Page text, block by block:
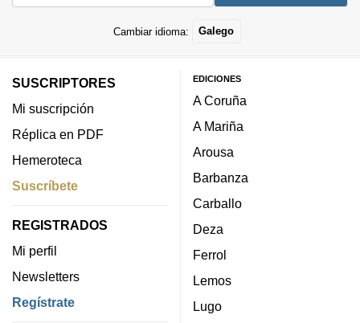
Cambiar idioma: Galego
SUSCRIPTORES
Mi suscripción
Réplica en PDF
Hemeroteca
Suscríbete
REGISTRADOS
Mi perfil
Newsletters
Regístrate
EDICIONES
A Coruña
A Mariña
Arousa
Barbanza
Carballo
Deza
Ferrol
Lemos
Lugo